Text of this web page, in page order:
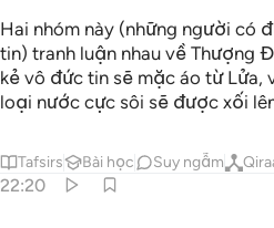
Hai nhóm này (những người có
tin) tranh luận nhau về Thượng
kẻ vô đức tin sẽ mặc áo từ Lửa,
loại nước cực sôi sẽ được xối
Tafsirs Bài học Suy ngẫm
22:20